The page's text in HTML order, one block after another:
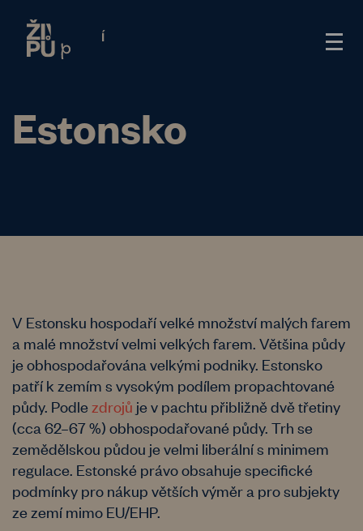
Estonsko
V Estonsku hospodaří velké množství malých farem
a malé množství velmi velkých farem. Většina půdy
je obhospodařována velkými podniky. Estonsko
patří k zemím s vysokým podílem propachtované
půdy. Podle zdrojů je v pachtu přibližně dvě třetiny
(cca 62–67 %) obhospodařované půdy. Trh se
zemědělskou půdou je velmi liberální s minimem
regulace. Estonské právo obsahuje specifické
podmínky pro nákup větších výměr a pro subjekty
ze zemí mimo EU/EHP.